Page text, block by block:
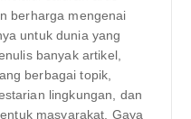
berharga mengenai
untuk dunia yang
banyak artikel,
berbagai topik,
lingkungan, dan
masyarakat. Gaya